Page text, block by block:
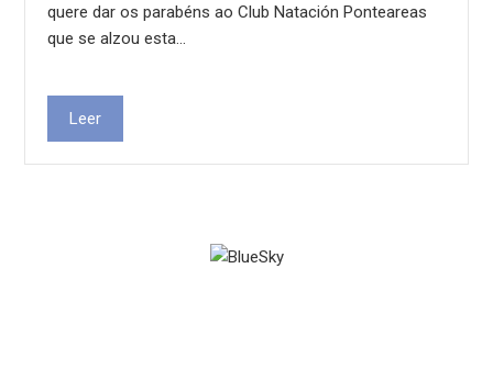
quere dar os parabéns ao Club Natación Ponteareas
que se alzou esta…
Leer